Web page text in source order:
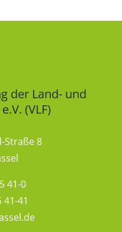
der Land- und
(VLF)
Straße 8
41-0
41-41